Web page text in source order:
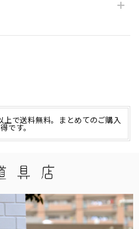
上で送料無料。まとめてのご購入
です。